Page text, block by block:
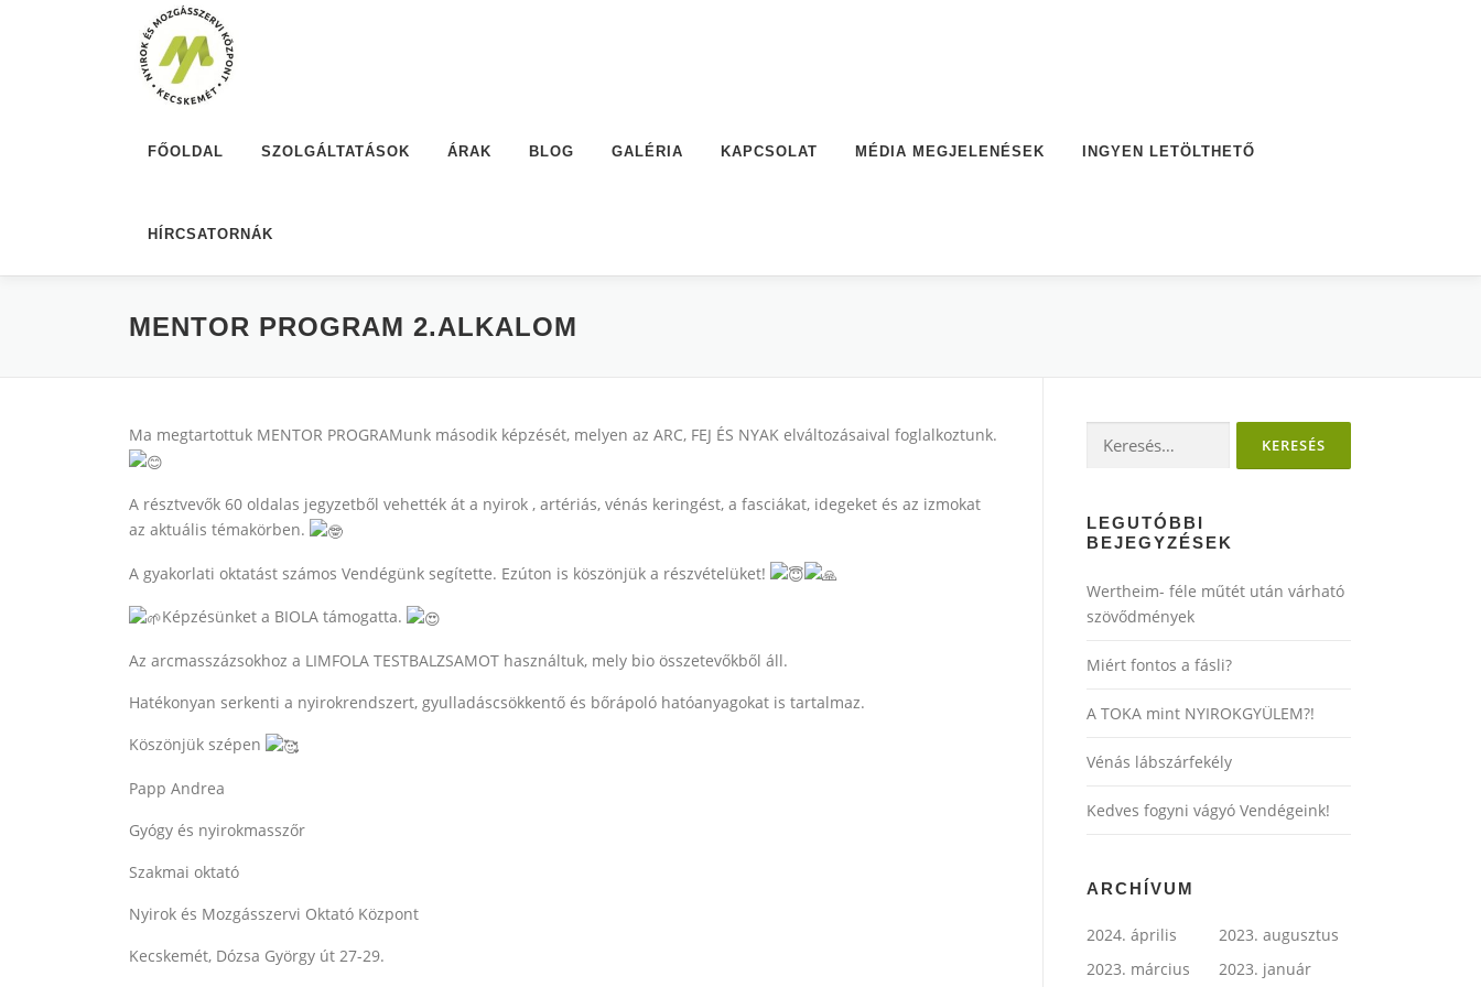
FŐOLDAL SZOLGÁLTATÁSOK ÁRAK BLOG GALÉRIA KAPCSOLAT MÉDIA MEGJELENÉSEK INGYEN LETÖLTHETŐ
HÍRCSATORNÁK
MENTOR PROGRAM 2.ALKALOM
Ma megtartottuk MENTOR PROGRAMunk második képzését, melyen az ARC, FEJ ÉS NYAK elváltozásaival foglalkoztunk.
A résztvevők 60 oldalas jegyzetből vehették át a nyirok , artériás, vénás keringést, a fasciákat, idegeket és az izmokat
az aktuális témakörben.
A gyakorlati oktatást számos Vendégünk segítette. Ezúton is köszönjük a részvételüket!
Képzésünket a BIOLA támogatta.
Az arcmasszázsokhoz a LIMFOLA TESTBALZSAMOT használtuk, mely bio összetevőkből áll.
Hatékonyan serkenti a nyirokrendszert, gyulladáscsökkentő és bőrápoló hatóanyagokat is tartalmaz.
Köszönjük szépen
Papp Andrea
Gyógy és nyirokmasszőr
Szakmai oktató
Nyirok és Mozgásszervi Oktató Központ
Kecskemét, Dózsa György út 27-29.
LEGUTÓBBI
BEJEGYZÉSEK
Wertheim- féle műtét után várható
szövődmények
Miért fontos a fásli?
A TOKA mint NYIROKGYÜLEM?!
Vénás lábszárfekély
Kedves fogyni vágyó Vendégeink!
ARCHÍVUM
2024. április
2023. augusztus
2023. március
2023. január